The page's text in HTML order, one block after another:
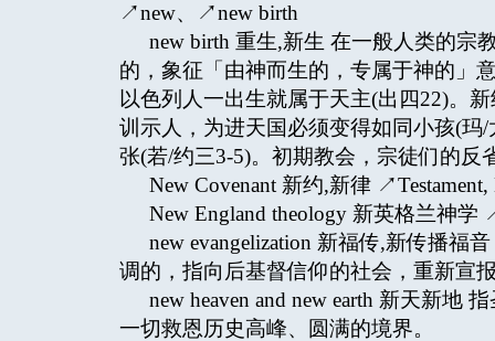
↗new、↗new birth
new birth 重生,新生 在一般人类的宗
的，象征「由神而生的，专属于神的」
以色列人一出生就属于天主(出四22)。
训示人，为进天国必须变得如同小孩(
张(若/约三3-5)。初期教会，宗徒们的反
New Covenant 新约,新律 ↗Testament,
New England theology 新英格兰神学
new evangelization 新福传,新传播福
调的，指向后基督信仰的社会，重新宣
new heaven and new earth 新天新地
一切救恩历史高峰、圆满的境界。